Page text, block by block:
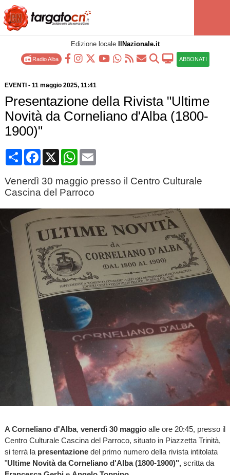
Edizione locale IlNazionale.it
Radio Alba ABBONATI
EVENTI - 11 maggio 2025, 11:41
Presentazione della Rivista "Ultime
Novità da Corneliano d'Alba (1800-
1900)"
CondividiFacebook
X WhatsApp
Email
Venerdì 30 maggio presso il Centro Culturale
Cascina del Parroco
A Corneliano d'Alba, venerdì 30 maggioalle ore 20:45, presso il
Centro Culturale Cascina del Parroco, situato in Piazzetta Trinità,
si terrà la presentazionedel primo numero della rivista intitolata
"Ultime Novità da Corneliano d'Alba (1800-1900)",scritta da